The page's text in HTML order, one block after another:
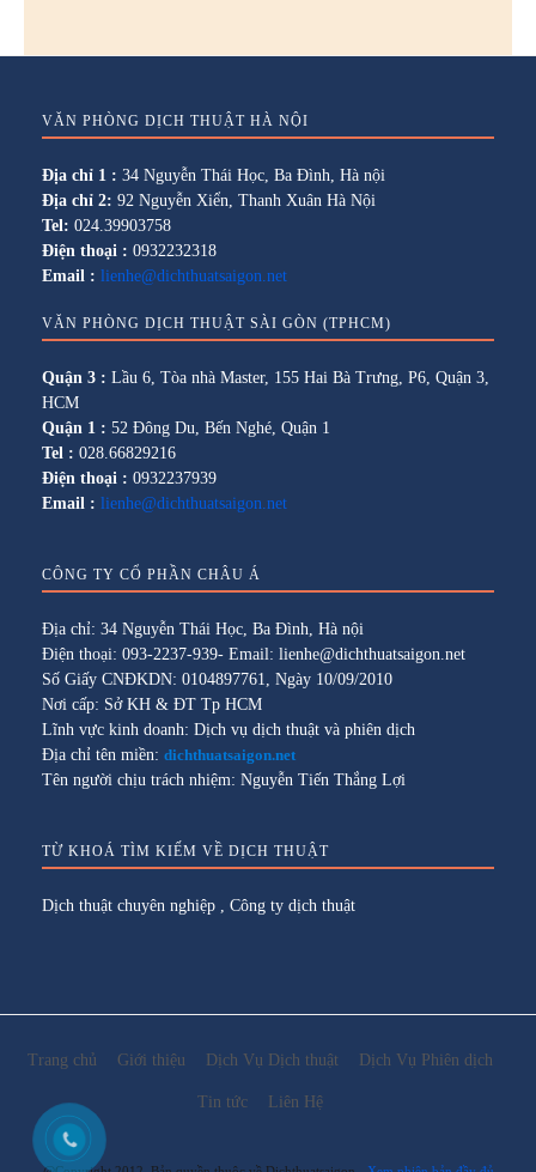
VĂN PHÒNG DỊCH THUẬT HÀ NỘI
Địa chỉ 1 : 34 Nguyễn Thái Học, Ba Đình, Hà nội
Địa chỉ 2: 92 Nguyễn Xiển, Thanh Xuân Hà Nội
Tel: 024.39903758
Điện thoại : 0932232318
Email : lienhe@dichthuatsaigon.net
VĂN PHÒNG DỊCH THUẬT SÀI GÒN (TPHCM)
Quận 3 : Lầu 6, Tòa nhà Master, 155 Hai Bà Trưng, P6, Quận 3,
HCM
Quận 1 : 52 Đông Du, Bến Nghé, Quận 1
Tel : 028.66829216
Điện thoại : 0932237939
Email : lienhe@dichthuatsaigon.net
CÔNG TY CỔ PHẦN CHÂU Á
Địa chỉ: 34 Nguyễn Thái Học, Ba Đình, Hà nội
Điện thoại: 093-2237-939- Email: lienhe@dichthuatsaigon.net
Số Giấy CNĐKDN: 0104897761, Ngày 10/09/2010
Nơi cấp: Sở KH & ĐT Tp HCM
Lĩnh vực kinh doanh: Dịch vụ dịch thuật và phiên dịch
Địa chỉ tên miền: dichthuatsaigon.net
Tên người chịu trách nhiệm: Nguyễn Tiến Thắng Lợi
TỪ KHOÁ TÌM KIẾM VỀ DỊCH THUẬT
Dịch thuật chuyên nghiệp , Công ty dịch thuật
Trang chủ Giới thiệu Dịch Vụ Dịch thuật Dịch Vụ Phiên dịch
Tin tức Liên Hệ